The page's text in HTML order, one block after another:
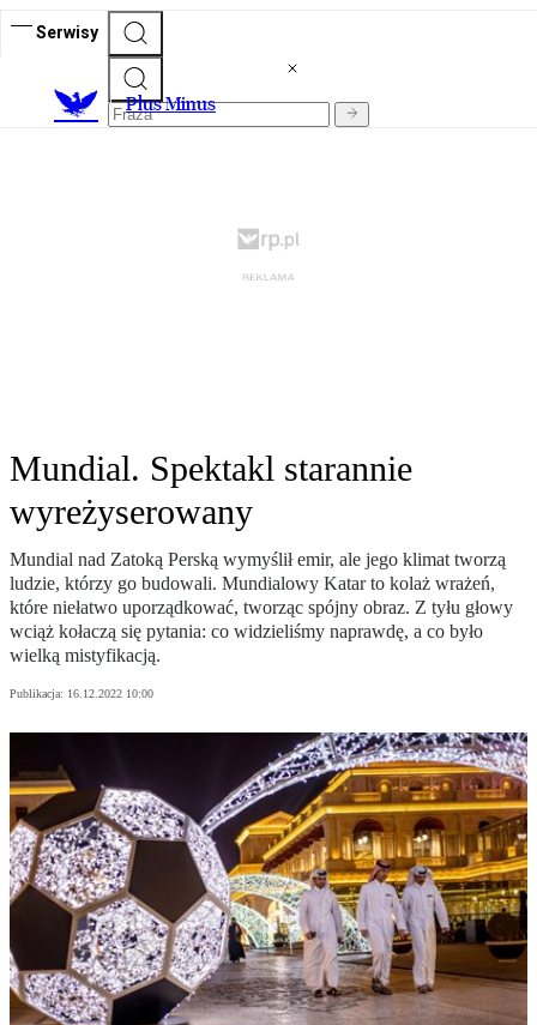
Serwisy
Plus Minus
Mundial. Spektakl starannie
wyreżyserowany
Mundial nad Zatoką Perską wymyślił emir, ale jego klimat tworzą
ludzie, którzy go budowali. Mundialowy Katar to kolaż wrażeń,
które niełatwo uporządkować, tworząc spójny obraz. Z tyłu głowy
wciąż kołaczą się pytania: co widzieliśmy naprawdę, a co było
wielką mistyfikacją.
Publikacja: 16.12.2022 10:00